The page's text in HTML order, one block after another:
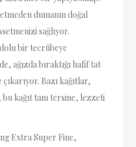
dumanın doğal
sağlıyor.
bir tecrübeye
ağızda bıraktığı hafif tat
Bazı kağıtlar,
bu kağıt tam tersine, lezzeti
Extra Super Fine,